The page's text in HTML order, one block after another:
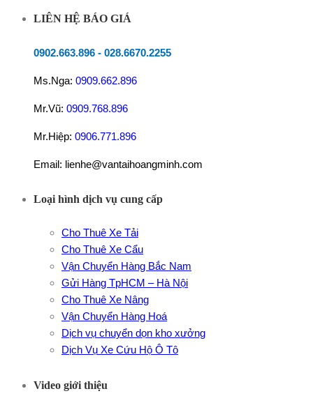
LIÊN HỆ BÁO GIÁ
0902.663.896 - 028.6670.2255
Ms.Nga: 0909.662.896
Mr.Vũ: 0909.768.896
Mr.Hiệp: 0906.771.896
Email: lienhe@vantaihoangminh.com
Loại hình dịch vụ cung cấp
Cho Thuê Xe Tải
Cho Thuê Xe Cẩu
Vận Chuyển Hàng Bắc Nam
Gửi Hàng TpHCM – Hà Nội
Cho Thuê Xe Nâng
Vận Chuyển Hàng Hoá
Dịch vụ chuyển dọn kho xưởng
Dịch Vụ Xe Cứu Hộ Ô Tô
Video giới thiệu